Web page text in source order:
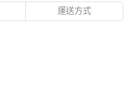
運送方式